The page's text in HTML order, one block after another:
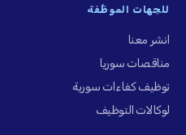
للجهات الموظِّفة
انشر معنا
مناقصات سوريا
توظيف كفاءات سورية
لوكالات التوظيف